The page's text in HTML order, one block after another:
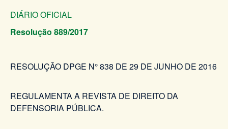
DIÁRIO OFICIAL
Resolução 889/2017
RESOLUÇÃO DPGE N° 838 DE 29 DE JUNHO DE 2016
REGULAMENTA A REVISTA DE DIREITO DA
DEFENSORIA PÚBLICA.